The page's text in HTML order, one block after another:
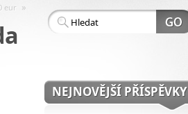
eur »
NEJNOVĚJŠÍ PŘÍSPĚVKY